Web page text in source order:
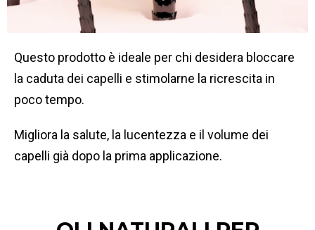
Questo prodotto è ideale per chi desidera bloccare
la caduta dei capelli e stimolarne la ricrescita in
poco tempo.
Migliora la salute, la lucentezza e il volume dei
capelli già dopo la prima applicazione.